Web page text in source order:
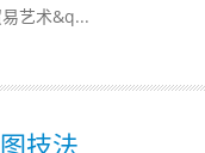
艺术&q...
技法